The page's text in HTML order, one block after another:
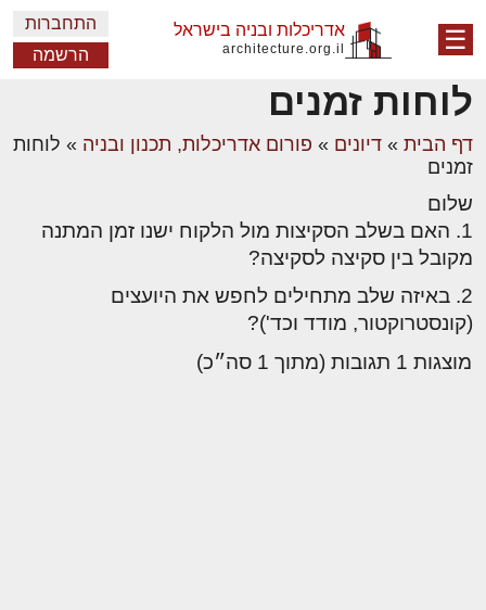
☰ אדריכלות ובניה בישראל
architecture.org.il
התחברות
הרשמה
לוחות זמנים
דף הבית » דיונים » פורום אדריכלות, תכנון ובניה » לוחות
זמנים
שלום
1. האם בשלב הסקיצות מול הלקוח ישנו זמן המתנה
מקובל בין סקיצה לסקיצה?
2. באיזה שלב מתחילים לחפש את היועצים
(קונסטרוקטור, מודד וכד')?
מוצגות 1 תגובות (מתוך 1 סה״כ)